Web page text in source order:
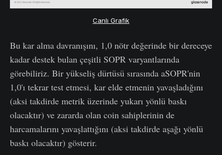
Canlı Grafik
Bu kar alma davranışını, 1,0 nötr değerinde bir dereceye
kadar destek bulan çeşitli SOPR varyantlarında
görebiliriz. Bir yükseliş dürtüsü sırasında aSOPR'nin
1,0'ı tekrar test etmesi, kar elde etmenin yavaşladığını
(aksi takdirde metrik üzerinde yukarı yönlü baskı
olacaktır) ve zararda olan coin sahiplerinin de
harcamalarını yavaşlattığını (aksi takdirde aşağı yönlü
baskı olacaktır) gösterir.